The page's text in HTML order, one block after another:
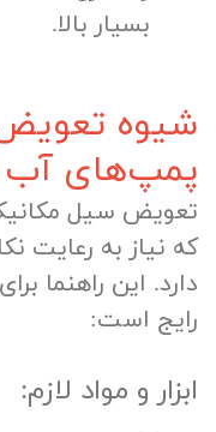
بسیار بالا.
شیوه
پمپ‌های آب
تعویض سیل
که نیاز به رعایت
دارد. این راهنما
رایج است:
ابزار و مواد لازم: